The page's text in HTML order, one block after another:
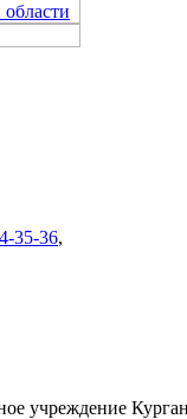
35-36,
учреждение